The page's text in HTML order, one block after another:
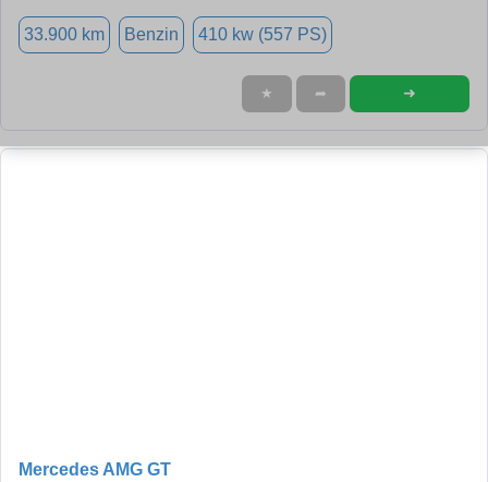
33.900 km Benzin 410 kw (557 PS)
★ ➦ ➜
Mercedes AMG GT